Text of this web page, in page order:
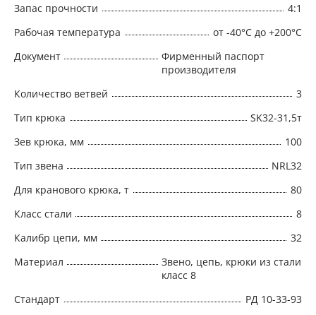
Запас прочности
4:1
Рабочая температура
от -40°C до +200°C
Документ
Фирменный паспорт
производителя
Количество ветвей
3
Тип крюка
SK32-31,5т
Зев крюка, мм
100
Тип звена
NRL32
Для кранового крюка, т
80
Класс стали
8
Калибр цепи, мм
32
Материал
Звено, цепь, крюки из стали
класс 8
Стандарт
РД 10-33-93